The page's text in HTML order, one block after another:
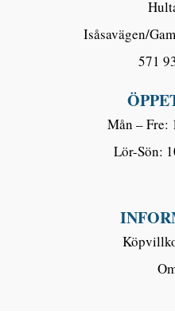
Isåsavägen/
571
Mån – Fre:
Lör-Sön: